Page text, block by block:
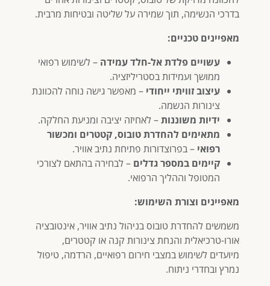
בדרכי הנשימה, תוך שמירה על שליטה ובטיחות מרבית.
מאפיינים טכניים:
עשויים פלדת אל-חלד עמידה – לשימוש רפואי
ממושך ועמידות בסטריליזציה.
עיצוב זוויתי ייחודי – מאפשר גישה נוחה להכוונת
צינורות הנשמה.
ידיות משוננות– לאחיזה יציבה ומניעת החלקה.
מתאימים להחדרת טובוס, קטטרים ומכשור
רפואי – בפרוצדורות פתיחת נתיב אוויר.
קיימים במספר גדלים – לבחירה בהתאם לצורכי
המטופל וההליך הרפואי.
מאפיינים וצורת השימוש:
משמשים להחדרת טובוס בניהול נתיב אוויר, אינטובציה
אורו-טרכיאלית והנחת צינורות קנה או קטטרים,
מיועדים לשימוש במצבי חירום רפואיים, הרדמה, טיפול
נמרץ ובחדרי ניתוח.